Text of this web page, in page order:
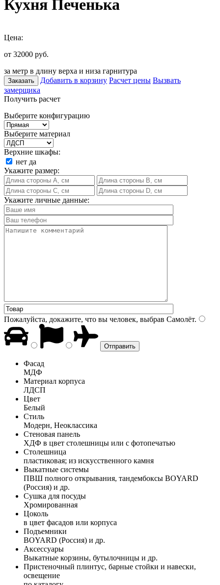
Кухня Печенька
Цена:
от 32000 руб.
за метр в длину верха и низа гарнитура
Заказать Добавить в корзину Расчет цены Вызвать
замерщика
Получить расчет
Выберите конфигурацию
Выберите материал
Верхние шкафы:
нет да
Укажите размер:
Укажите личные данные:
Пожалуйста, докажите, что вы человек, выбрав Самолёт.
Фасад
МДФ
Материал корпуса
ЛДСП
Цвет
Белый
Стиль
Модерн, Неоклассика
Стеновая панель
ХДФ в цвет столешницы или с фотопечатью
Столешница
пластиковая; из искусственного камня
Выкатные системы
ПВШ полного открывания, тандембоксы BOYARD
(Россия) и др.
Сушка для посуды
Хромированная
Цоколь
в цвет фасадов или корпуса
Подъемники
BOYARD (Россия) и др.
Аксессуары
Выкатные корзины, бутылочницы и др.
Пристеночный плинтус, барные стойки и навески,
освещение